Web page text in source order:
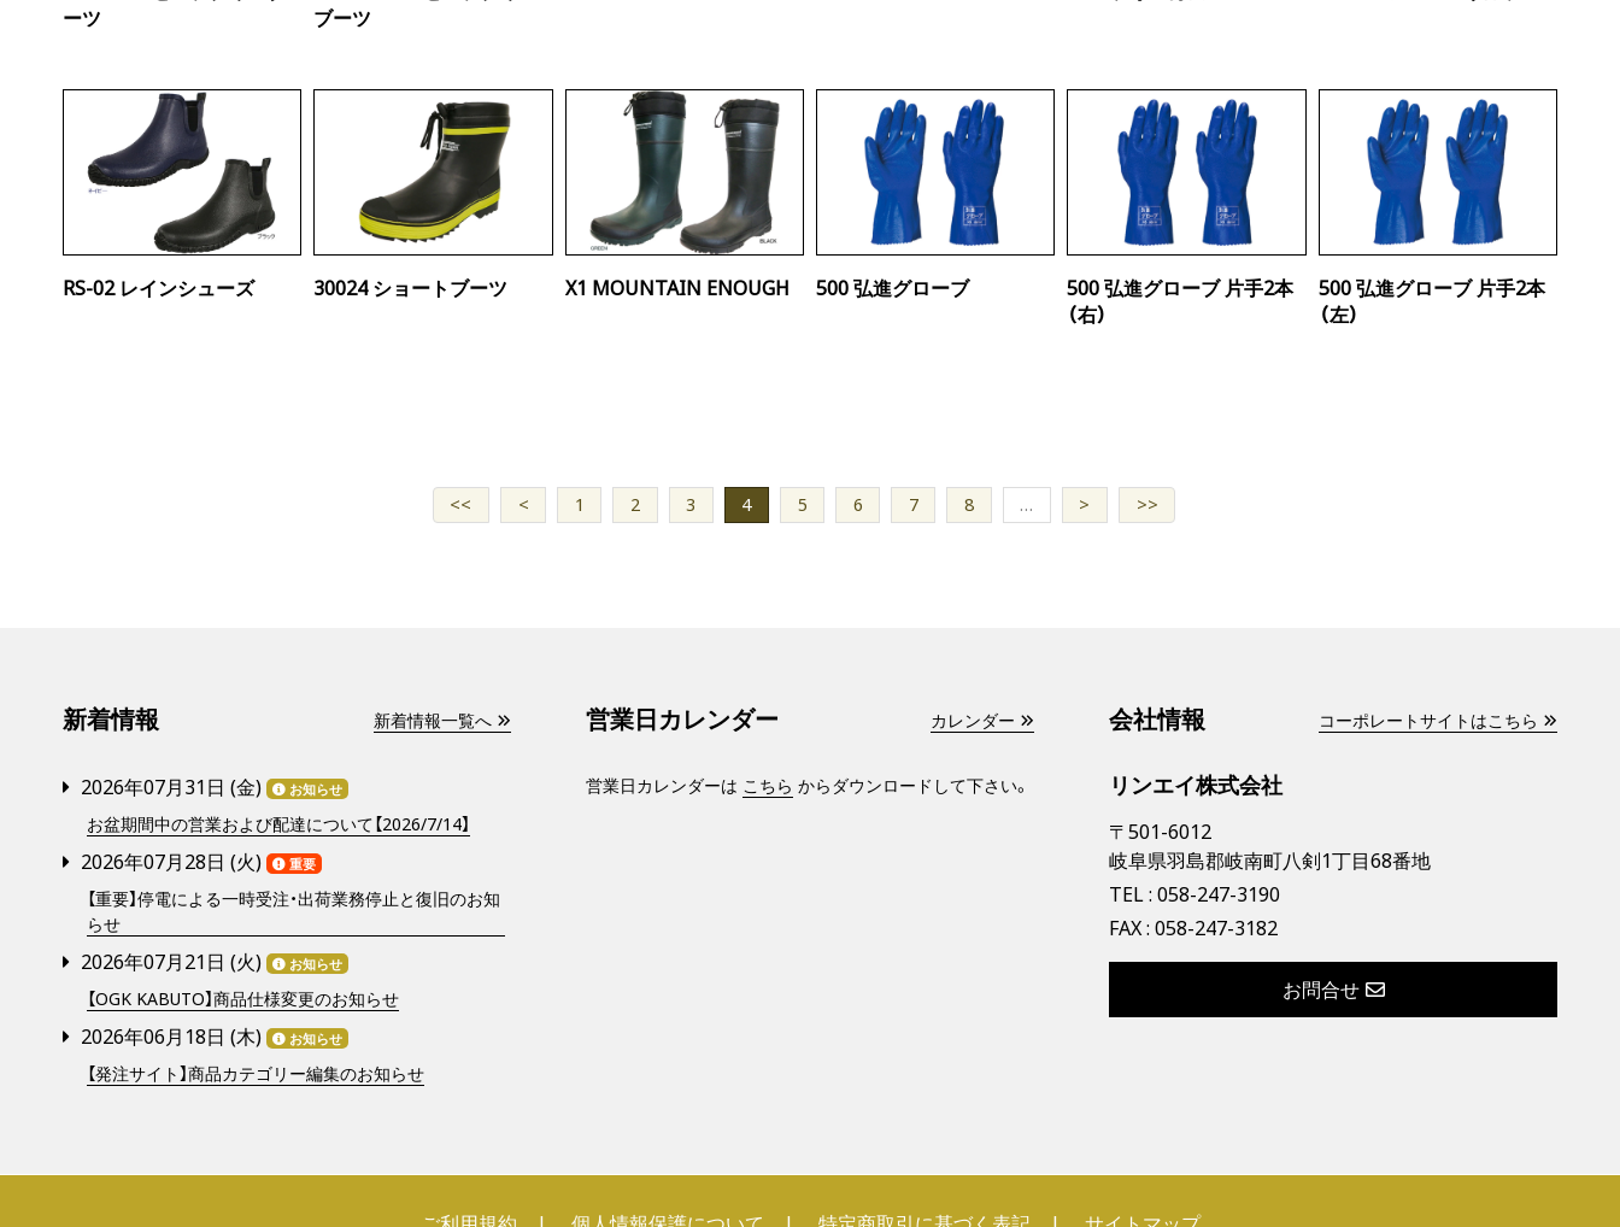
ーツ
ブーツ
RS-02 レインシューズ 30024 ショートブーツ X1 MOUNTAIN ENOUGH 500 弘進グローブ
500 弘進グローブ 片手2本
（右）
500 弘進グローブ 片手2本
（左）
<< < 1 2 3 4 5 6 7 8 … > >>
新着情報 新着情報一覧へ
2026年07月31日 (金) お知らせ
お盆期間中の営業および配達について【2026/7/14】
2026年07月28日 (火) 重要
【重要】停電による一時受注・出荷業務停止と復旧のお知
らせ
2026年07月21日 (火) お知らせ
【OGK KABUTO】商品仕様変更のお知らせ
2026年06月18日 (木) お知らせ
【発注サイト】商品カテゴリー編集のお知らせ
営業日カレンダー カレンダー
営業日カレンダーは こちら からダウンロードして下さい。
会社情報 コーポレートサイトはこちら
リンエイ株式会社
〒501-6012
岐阜県羽島郡岐南町八剣1丁目68番地
TEL : 058-247-3190
FAX : 058-247-3182
お問合せ